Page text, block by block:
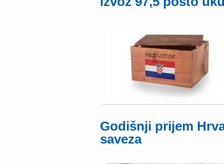
Godišnji prijem
saveza